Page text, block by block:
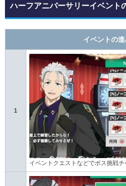
ハーフアニバーサリーイベント
イベントの
1
イベントクエストなどでボス挑戦